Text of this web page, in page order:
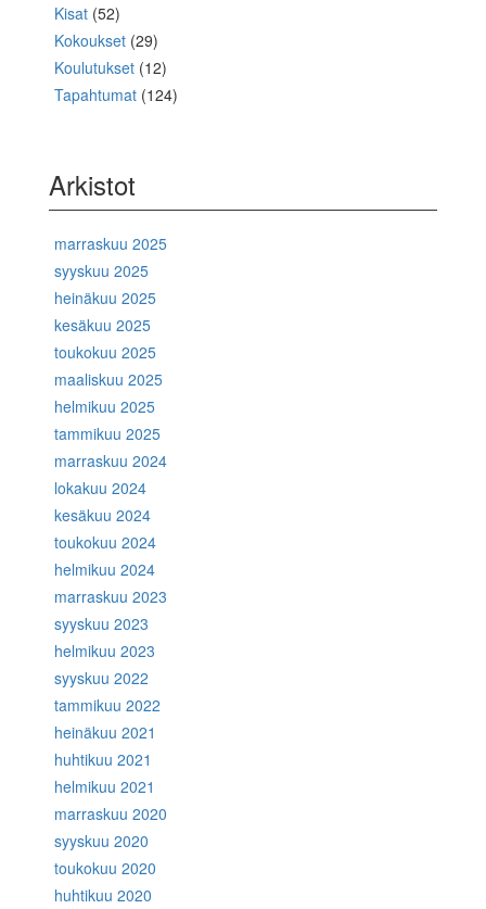
Kisat (52)
Kokoukset (29)
Koulutukset (12)
Tapahtumat (124)
Arkistot
marraskuu 2025
syyskuu 2025
heinäkuu 2025
kesäkuu 2025
toukokuu 2025
maaliskuu 2025
helmikuu 2025
tammikuu 2025
marraskuu 2024
lokakuu 2024
kesäkuu 2024
toukokuu 2024
helmikuu 2024
marraskuu 2023
syyskuu 2023
helmikuu 2023
syyskuu 2022
tammikuu 2022
heinäkuu 2021
huhtikuu 2021
helmikuu 2021
marraskuu 2020
syyskuu 2020
toukokuu 2020
huhtikuu 2020